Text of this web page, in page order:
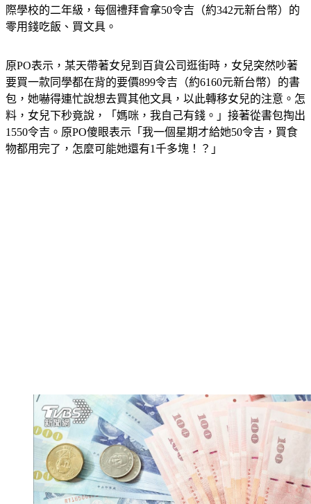
際學校的二年級，每個禮拜會拿50令吉（約342元新台幣）的
零用錢吃飯、買文具。
原PO表示，某天帶著女兒到百貨公司逛街時，女兒突然吵著
要買一款同學都在背的要價899令吉（約6160元新台幣）的書
包，她嚇得連忙說想去買其他文具，以此轉移女兒的注意。怎
料，女兒下秒竟說，「媽咪，我自己有錢。」接著從書包掏出
1550令吉。原PO傻眼表示「我一個星期才給她50令吉，買食
物都用完了，怎麼可能她還有1千多塊！？」